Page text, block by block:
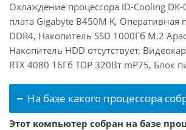
Охлаждение процессора ID-Cooling
плата Gigabyte B450M K, Оперативная
DDR4, Накопитель SSD 1000Гб M.2
Накопитель HDD отсутствует,
RTX 4080 16Гб TDP 320Вт mP75, Блок
На базе какого процессора
Этот компьютер собран на базе